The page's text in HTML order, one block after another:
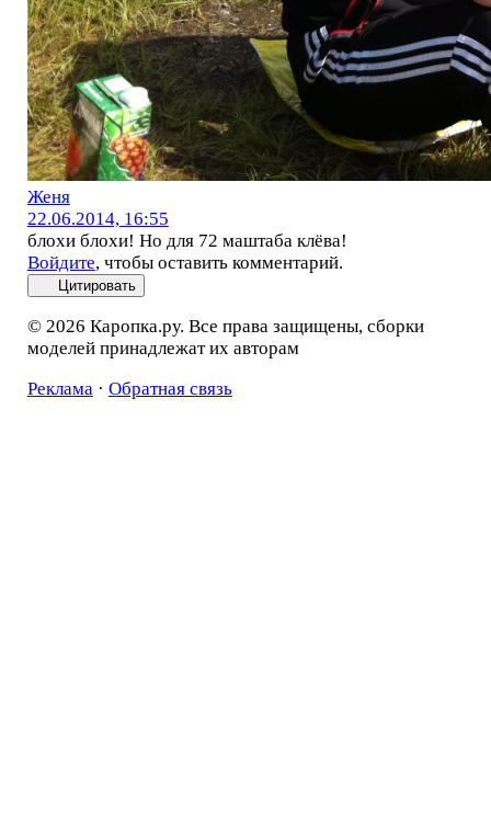
Женя
22.06.2014, 16:55
блохи блохи! Но для 72 маштаба клёва!
Войдите, чтобы оставить комментарий.
Цитировать
© 2026 Каропка.ру. Все права защищены, сборки
моделей принадлежат их авторам
Реклама · Обратная связь